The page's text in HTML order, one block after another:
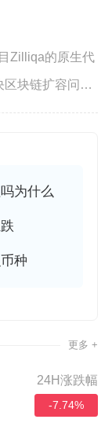
Zilliqa的原生代
区块链扩容问题
为什么
种
更多 +
24H涨跌幅
-7.74%